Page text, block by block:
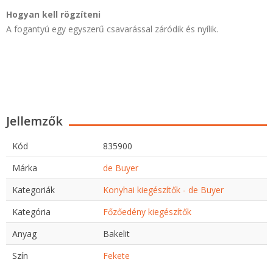
Hogyan kell rögzíteni
A fogantyú egy egyszerű csavarással záródik és nyílik.
Jellemzők
Kód
835900
Márka
de Buyer
Kategoriák
Konyhai kiegészítők - de Buyer
Kategória
Főzőedény kiegészítők
Anyag
Bakelit
Szín
Fekete